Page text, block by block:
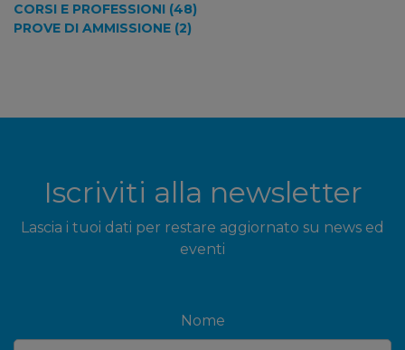
CORSI E PROFESSIONI (48)
PROVE DI AMMISSIONE (2)
Iscriviti alla newsletter
Lascia i tuoi dati per restare aggiornato su news ed
eventi
Nome